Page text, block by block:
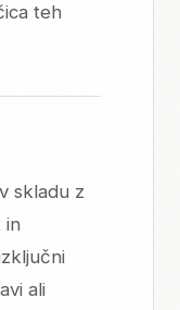
teh
skladu z
in
ali